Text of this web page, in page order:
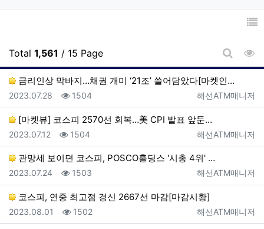
Total 1,561 / 15 Page
게시판
금리인상 막바지…채권 개미 ‘21조’ 쓸어담았다[마켓인…
등록자
해선ATM매니저
등록일
2023.07.28 조회
1504
[마켓뷰] 코스피 2570선 회복…美 CPI 발표 앞둔…
등록자
해선ATM매니저
등록일
2023.07.12 조회
1504
관망세 보이던 코스피, POSCO홀딩스 '시총 4위' …
등록자
해선ATM매니저
등록일
2023.07.24 조회
1503
코스피, 연중 최고점 경신 2667선 마감[마감시황]
등록자
해선ATM매니저
등록일
2023.08.01 조회
1502